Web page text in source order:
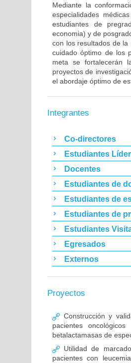
Mediante la
especialidades
estudiantes de
economia) y de
con los resultados de
cuidado óptimo de los
meta se fortalecerán
proyectos de
el abordaje óptimo de
Integrantes
Co-directores
Estudiantes
Docentes
Estudiantes de
Estudiantes de
Estudiantes de
Estudiantes
Egresados
Externos
Proyectos
Construcción y
pacientes
betalactamasas de
Utilidad de
pacientes con